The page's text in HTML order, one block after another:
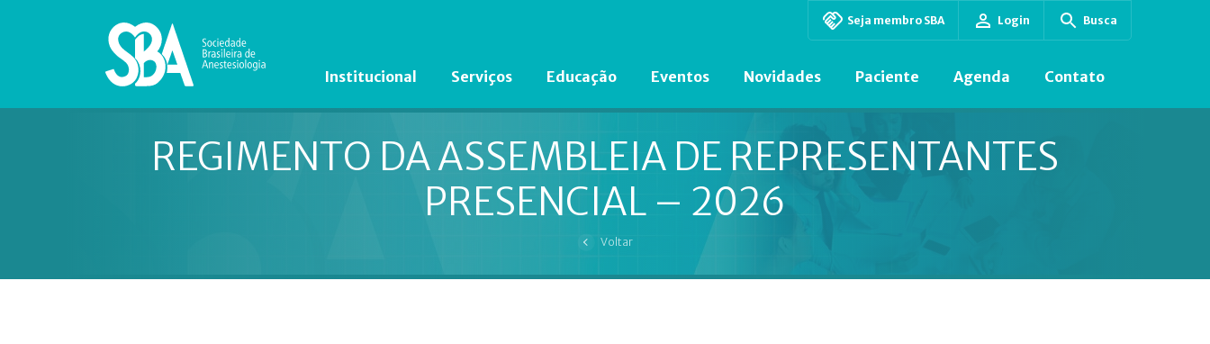
Seja membro SBA Login Busca
Institucional Serviços Educação Eventos Novidades Paciente Agenda Contato
REGIMENTO DA ASSEMBLEIA DE REPRESENTANTES
PRESENCIAL – 2026
Voltar